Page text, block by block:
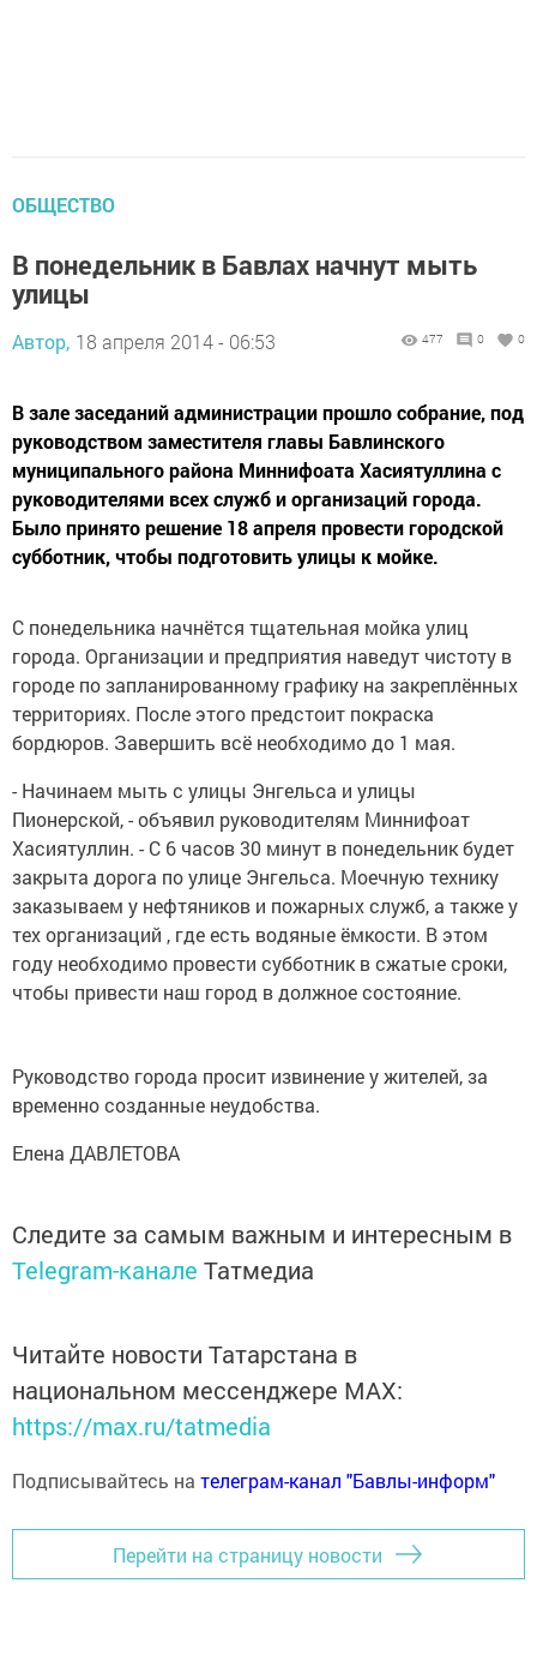
ОБЩЕСТВО
В понедельник в Бавлах начнут мыть
улицы
Автор, 18 апреля 2014 - 06:53 477 0 0
В зале заседаний администрации прошло собрание, под
руководством заместителя главы Бавлинского
муниципального района Миннифоата Хасиятуллина с
руководителями всех служб и организаций города.
Было принято решение 18 апреля провести городской
субботник, чтобы подготовить улицы к мойке.
С понедельника начнётся тщательная мойка улиц
города. Организации и предприятия наведут чистоту в
городе по запланированному графику на закреплённых
территориях. После этого предстоит покраска
бордюров. Завершить всё необходимо до 1 мая.
- Начинаем мыть с улицы Энгельса и улицы
Пионерской, - объявил руководителям Миннифоат
Хасиятуллин. ­­- С 6 часов 30 минут в понедельник будет
закрыта дорога по улице Энгельса. Моечную технику
заказываем у нефтяников и пожарных служб, а также у
тех организаций , где есть водяные ёмкости. В этом
году необходимо провести субботник в сжатые сроки,
чтобы привести наш город в должное состояние.
Руководство города просит извинение у жителей, за
временно созданные неудобства.
Елена ДАВЛЕТОВА
Следите за самым важным и интересным в
Telegram-канале Татмедиа
Читайте новости Татарстана в
национальном мессенджере MАХ:
https://max.ru/tatmedia
Подписывайтесь на телеграм-канал "Бавлы-информ"
Перейти на страницу новости